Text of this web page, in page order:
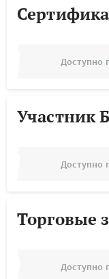
Доступно
Участник
Доступно
Торговые
Доступно